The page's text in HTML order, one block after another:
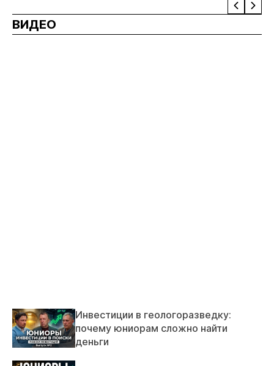
ВИДЕО
Инвестиции в геологоразведку:
почему юниорам сложно найти
деньги